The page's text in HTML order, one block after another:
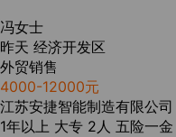
冯女士
昨天 经济开发区
外贸销售
4000-12000元
江苏安捷智能制造有限公司
1年以上 大专 2人 五险一金